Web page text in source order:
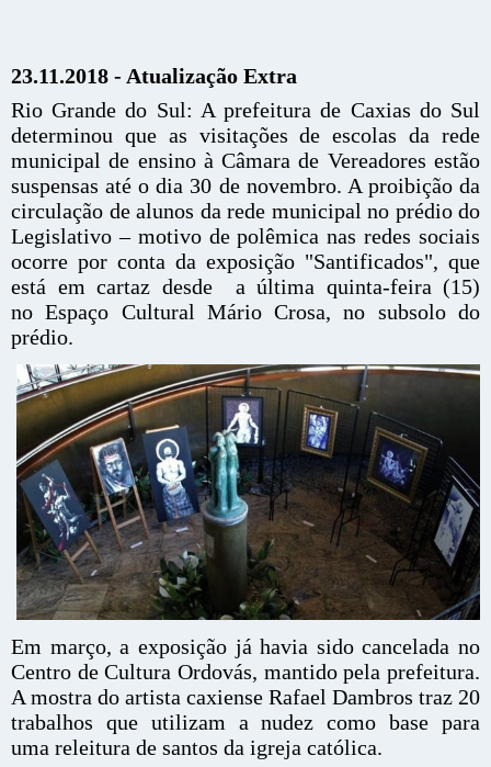
23.11.2018 - Atualização Extra
Rio Grande do Sul: A prefeitura de Caxias do Sul
determinou que as visitações de escolas da rede
municipal de ensino à Câmara de Vereadores estão
suspensas até o dia 30 de novembro. A proibição da
circulação de alunos da rede municipal no prédio do
Legislativo – motivo de polêmica nas redes sociais
ocorre por conta da exposição "Santificados", que
está em cartaz desde a última quinta-feira (15)
no Espaço Cultural Mário Crosa, no subsolo do
prédio.
Em março, a exposição já havia sido cancelada no
Centro de Cultura Ordovás, mantido pela prefeitura.
A mostra do artista caxiense Rafael Dambros traz 20
trabalhos que utilizam a nudez como base para
uma releitura de santos da igreja católica.